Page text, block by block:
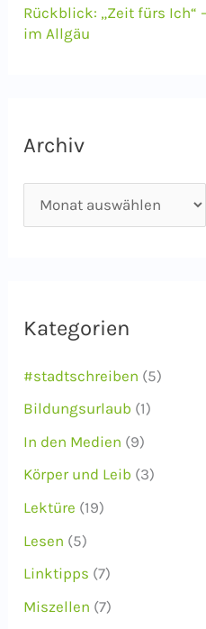
Rückblick: „Zeit fürs Ich“
im Allgäu
Archiv
r
iKategorien
#stadtschreiben (5)
Bildungsurlaub (1)
In den Medien (9)
Körper und Leib (3)
Lektüre (19)
Lesen (5)
Linktipps (7)
Miszellen (7)